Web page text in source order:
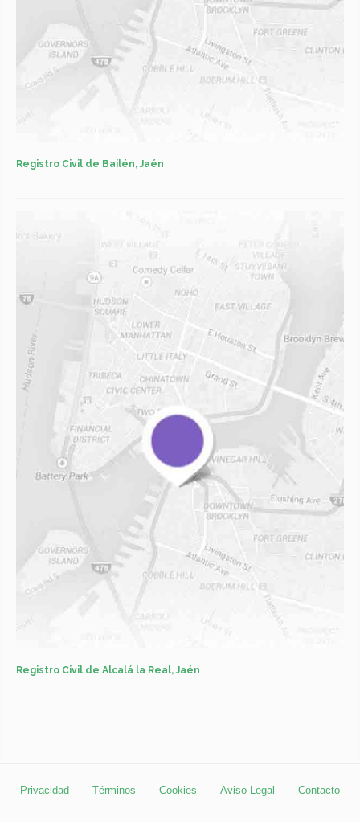
Registro Civil de Bailén, Jaén
Registro Civil de Alcalá la Real, Jaén
Privacidad Términos Cookies Aviso Legal Contacto